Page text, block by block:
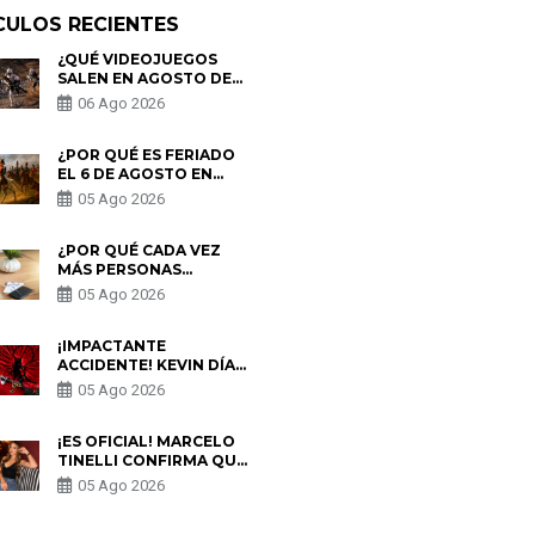
RECIENTES
¿QUÉ VIDEOJUEGOS
SALEN EN AGOSTO DE
2026? ESTOS SON LOS
ESTRENOS MÁS
06 Ago 2026
¿POR QUÉ ES FERIADO
EL 6 DE AGOSTO EN
PERÚ? ESTA ES LA
HISTORIA
05 Ago 2026
¿POR QUÉ CADA VEZ
MÁS PERSONAS
UTILIZAN UNA VPN
PARA PROTEGER SU
05 Ago 2026
¡IMPACTANTE
ACCIDENTE! KEVIN DÍAZ
CAE DESDE OCHO
METROS EN “ESTO ES
PREOCUPACIÓN
05 Ago 2026
¡ES OFICIAL! MARCELO
TINELLI CONFIRMA QUE
REGRESÓ CON MILETT
FIGUEROA: “EL AMOR
05 Ago 2026